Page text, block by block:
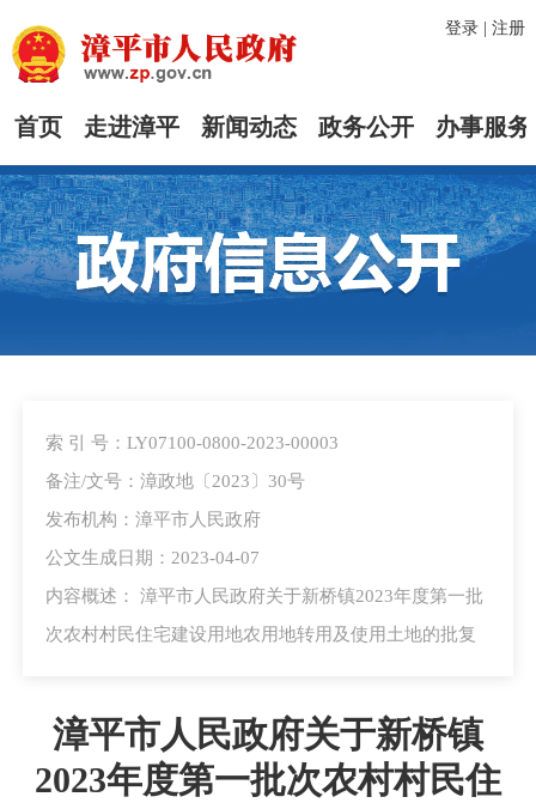
登录| 注册
首页 走进漳平 新闻动态 政务公开 办事服务
索 引 号：LY07100-0800-2023-00003
备注/文号：漳政地〔2023〕30号
发布机构：漳平市人民政府
公文生成日期：2023-04-07
内容概述： 漳平市人民政府关于新桥镇2023年度第一批
次农村村民住宅建设用地农用地转用及使用土地的批复
漳平市人民政府关于新桥镇
2023年度第一批次农村村民住